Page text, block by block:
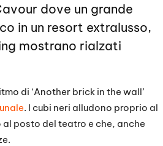
dove un grande
in un resort extralusso,
mostrano rialzati
di ‘Another brick in the wall’
. I cubi neri alludono proprio al
al posto del teatro e che, anche